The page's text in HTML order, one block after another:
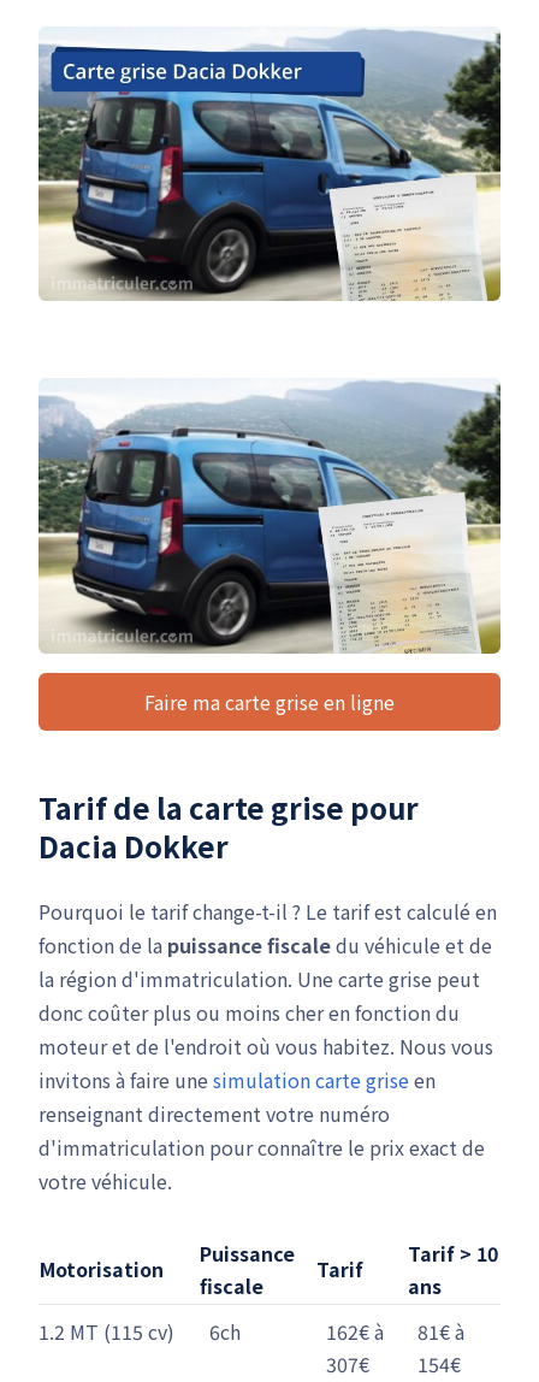
Faire ma carte grise en ligne
Tarif de la carte grise pour
Dacia Dokker
Pourquoi le tarif change-t-il ? Le tarif est calculé en
fonction de la puissance fiscaledu véhicule et de
la région d'immatriculation. Une carte grise peut
donc coûter plus ou moins cher en fonction du
moteur et de l'endroit où vous habitez. Nous vous
invitons à faire une simulation carte griseen
renseignant directement votre numéro
d'immatriculation pour connaître le prix exact de
votre véhicule.
Motorisation
Puissance
fiscale
Tarif
Tarif > 10
ans
1.2 MT (115 cv)
6ch
162€ à
307€
81€ à
154€